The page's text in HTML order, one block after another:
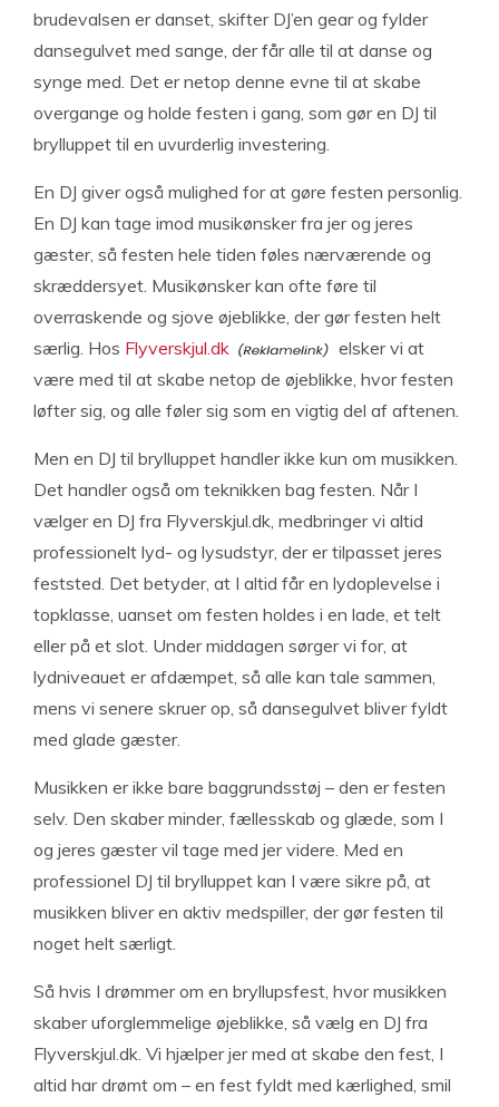
brudevalsen er danset, skifter DJ’en gear og fylder
dansegulvet med sange, der får alle til at danse og
synge med. Det er netop denne evne til at skabe
overgange og holde festen i gang, som gør en DJ til
brylluppet til en uvurderlig investering.
En DJ giver også mulighed for at gøre festen personlig.
En DJ kan tage imod musikønsker fra jer og jeres
gæster, så festen hele tiden føles nærværende og
skræddersyet. Musikønsker kan ofte føre til
overraskende og sjove øjeblikke, der gør festen helt
særlig. Hos Flyverskjul.dk
elsker vi at
være med til at skabe netop de øjeblikke, hvor festen
løfter sig, og alle føler sig som en vigtig del af aftenen.
Men en DJ til brylluppet handler ikke kun om musikken.
Det handler også om teknikken bag festen. Når I
vælger en DJ fra Flyverskjul.dk, medbringer vi altid
professionelt lyd- og lysudstyr, der er tilpasset jeres
feststed. Det betyder, at I altid får en lydoplevelse i
topklasse, uanset om festen holdes i en lade, et telt
eller på et slot. Under middagen sørger vi for, at
lydniveauet er afdæmpet, så alle kan tale sammen,
mens vi senere skruer op, så dansegulvet bliver fyldt
med glade gæster.
Musikken er ikke bare baggrundsstøj – den er festen
selv. Den skaber minder, fællesskab og glæde, som I
og jeres gæster vil tage med jer videre. Med en
professionel DJ til brylluppet kan I være sikre på, at
musikken bliver en aktiv medspiller, der gør festen til
noget helt særligt.
Så hvis I drømmer om en bryllupsfest, hvor musikken
skaber uforglemmelige øjeblikke, så vælg en DJ fra
Flyverskjul.dk. Vi hjælper jer med at skabe den fest, I
altid har drømt om – en fest fyldt med kærlighed, smil